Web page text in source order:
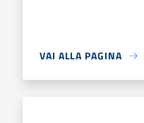
VAI ALLA PAGINA